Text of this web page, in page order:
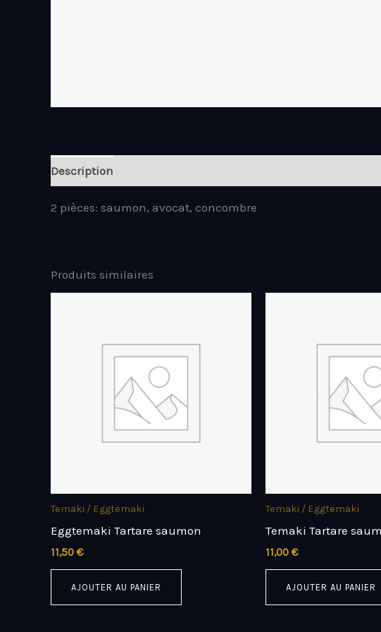
Description
2 pièces: saumon, avocat, concombre
Produits similaires
Temaki / Eggtemaki
Eggtemaki Tartare saumon
11,50 €
AJOUTER AU PANIER
Temaki / Eggtemaki
Temaki Tartare
11,00 €
AJOUTER AU PANIER